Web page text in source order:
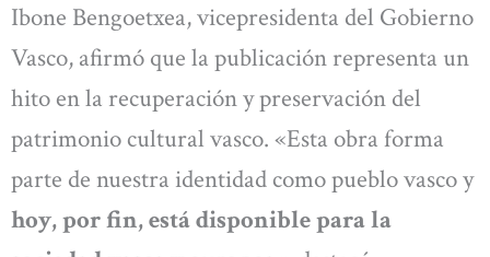
Ibone Bengoetxea, vicepresidenta del Gobierno
Vasco, afirmó que la publicación representa un
hito en la recuperación y preservación del
patrimonio cultural vasco. «Esta obra forma
parte de nuestra identidad como pueblo vasco y
hoy, por fin, está disponible para la